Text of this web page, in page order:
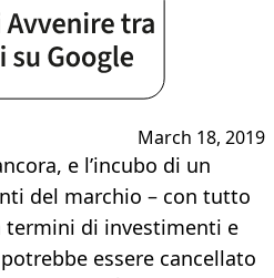
March 18, 2019
e l’incubo di un
del marchio – con tutto
termini di investimenti e
essere cancellato